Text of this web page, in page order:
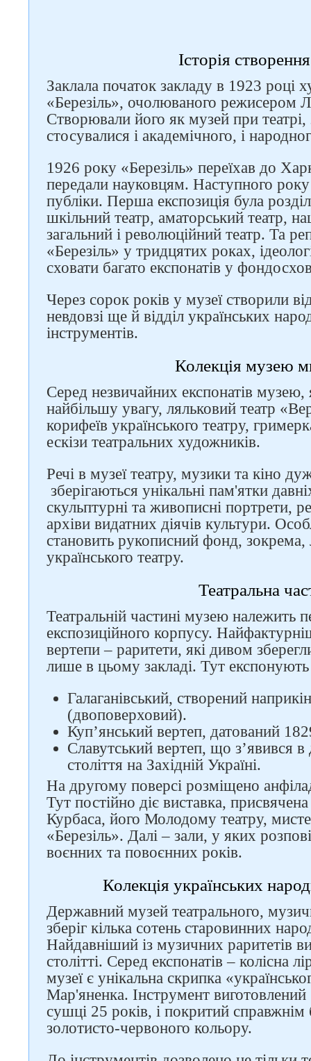
Історія
Заклала початок закладу в 1923 році
«Березіль», очолюваного режисером
Створювали його як музей при
стосувалися і академічного, і
1926 року «Березіль» переїхав до
передали науковцям. Наступного
публіки. Перша експозиція була
шкільний театр, аматорський театр,
загальний і революційний театр. Та
«Березіль» у тридцятих роках,
сховати багато експонатів у
Через сорок років у музеї створили
невдовзі ще й відділ українських
інструментів.
Колекція музею
Серед незвичайних експонатів музею,
найбільшу увагу, ляльковий театр
корифеїв українського театру,
ескізи театральних художників.
Речі в музеї театру, музики та кіно
зберігаються унікальні пам'ятки
скульптурні та живописні портрети,
архіви видатних діячів культури.
становить рукописний фонд, зокрема,
українського театру.
Театральна
Театральній частині музею належить
експозиційного корпусу.
вертепи – раритети, які дивом
лише в цьому закладі. Тут
Галаганівський, створений
(двоповерховий).
Куп’янський вертеп, датований
Славутський вертеп, що з’явився в
століття на Західній Україні.
На другому поверсі розміщено
Тут постійно діє виставка,
Курбаса, його Молодому театру,
«Березіль». Далі – зали, у яких
воєнних та повоєнних років.
Колекція українських
Державний музей театрального,
зберіг кілька сотень старовинних
Найдавніший із музичних раритетів
столітті. Серед експонатів – колісна
музеї є унікальна скрипка
Мар'яненка. Інструмент
сушці 25 років, і покритий
золотисто-червоного кольору.